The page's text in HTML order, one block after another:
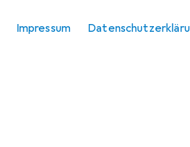
Impressum